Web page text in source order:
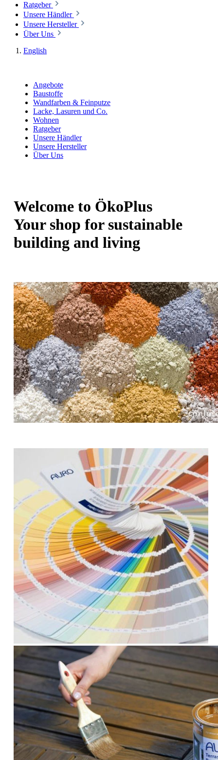
Ratgeber
Unsere Händler
Unsere Hersteller
Über Uns
English
Angebote
Baustoffe
Wandfarben & Feinputze
Lacke, Lasuren und Co.
Wohnen
Ratgeber
Unsere Händler
Unsere Hersteller
Über Uns
Welcome to ÖkoPlus
Your shop for sustainable
building and living